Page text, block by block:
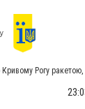
Рогу